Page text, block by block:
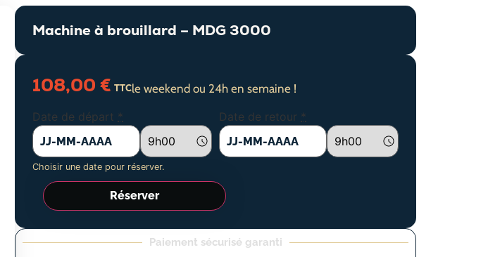
Machine à brouillard – MDG 3000
108,00 € TTCle weekend ou 24h en semaine !
Date de départ * Date de retour *
Choisir une date pour réserver.
Réserver
Paiement sécurisé garanti